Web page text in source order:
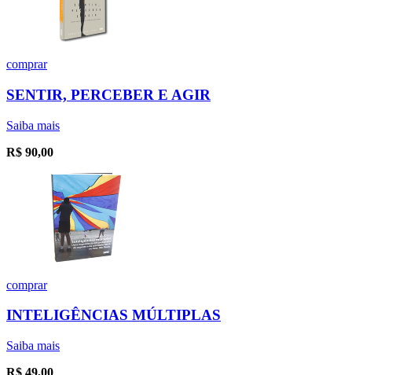
comprar
SENTIR, PERCEBER E AGIR
Saiba mais
R$ 90,00
comprar
INTELIGÊNCIAS MÚLTIPLAS
Saiba mais
R$ 49,00